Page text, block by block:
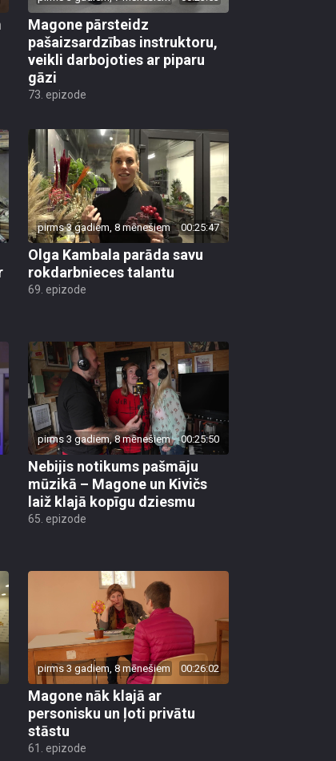
Magone pārsteidz
pašaizsardzības instruktoru,
veikli darbojoties ar piparu
gāzi
73. epizode
pirms 3 gadiem, 8 mēnešiem 00:25:47
Olga Kambala parāda savu
rokdarbnieces talantu
69. epizode
pirms 3 gadiem, 8 mēnešiem 00:25:50
Nebijis notikums pašmāju
mūzikā – Magone un Kivičs
laiž klajā kopīgu dziesmu
65. epizode
pirms 3 gadiem, 8 mēnešiem 00:26:02
Magone nāk klajā ar
personisku un ļoti privātu
stāstu
61. epizode